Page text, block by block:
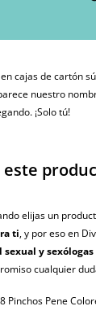
cajas de cartón
nuestro
¡Solo tú!
este
elijas un
ti, y por eso en
sexual y sexólogas
cualquier
Pinchos Pene